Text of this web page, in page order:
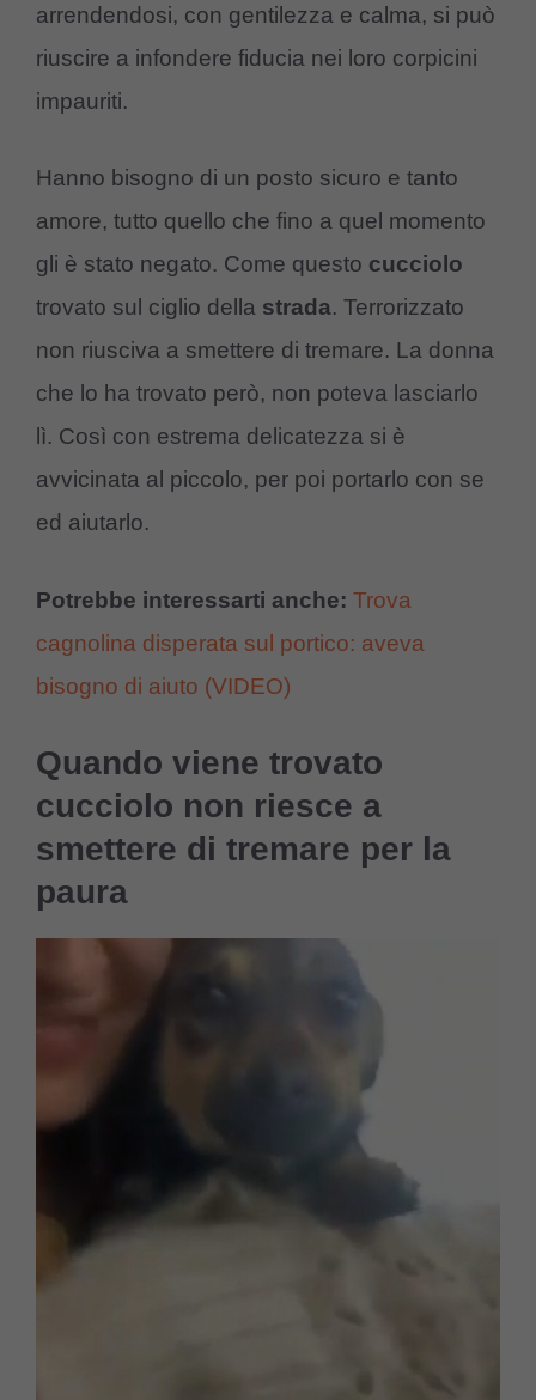
arrendendosi, con gentilezza e calma, si può
riuscire a infondere fiducia nei loro corpicini
impauriti.
Hanno bisogno di un posto sicuro e tanto
amore, tutto quello che fino a quel momento
gli è stato negato. Come questo cucciolo
trovato sul ciglio della strada. Terrorizzato
non riusciva a smettere di tremare. La donna
che lo ha trovato però, non poteva lasciarlo
lì. Così con estrema delicatezza si è
avvicinata al piccolo, per poi portarlo con se
ed aiutarlo.
Potrebbe interessarti anche: Trova
cagnolina disperata sul portico: aveva
bisogno di aiuto (VIDEO)
Quando viene trovato
cucciolo non riesce a
smettere di tremare per la
paura